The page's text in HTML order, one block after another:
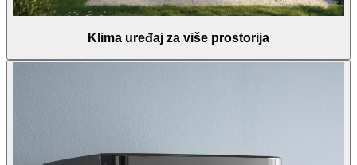
Klima uređaj za više prostorija